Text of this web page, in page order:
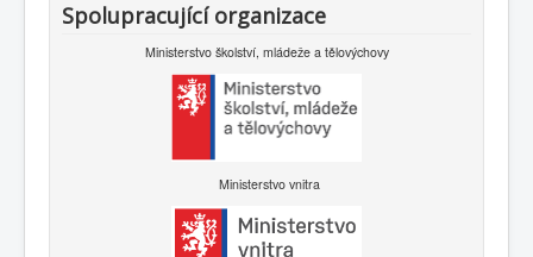
Spolupracující organizace
Ministerstvo školství, mládeže a tělovýchovy
Ministerstvo vnitra